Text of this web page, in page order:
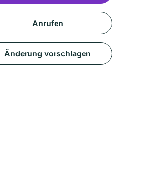
Anrufen
Änderung vorschlagen